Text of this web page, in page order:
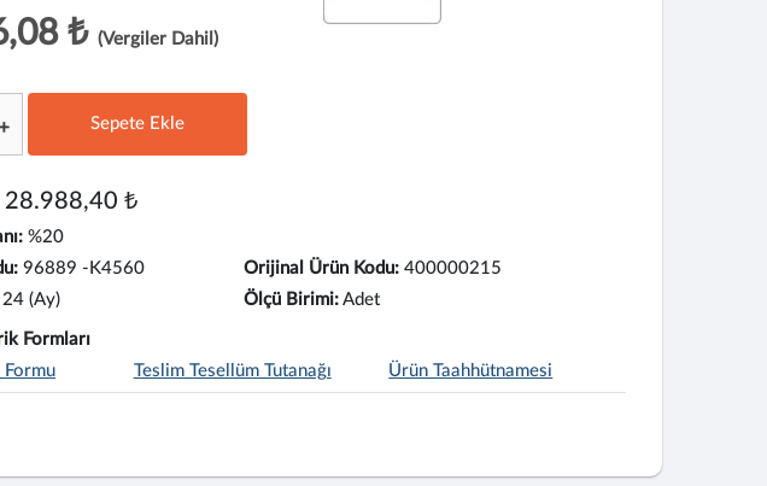
₺ (Vergiler Dahil)
Sepete Ekle
28.988,40 ₺
%20
96889 -K4560 Orijinal Ürün Kodu: 400000215
24 (Ay) Ölçü Birimi: Adet
Formları
Formu
Teslim Tesellüm Tutanağı Ürün Taahhütnamesi